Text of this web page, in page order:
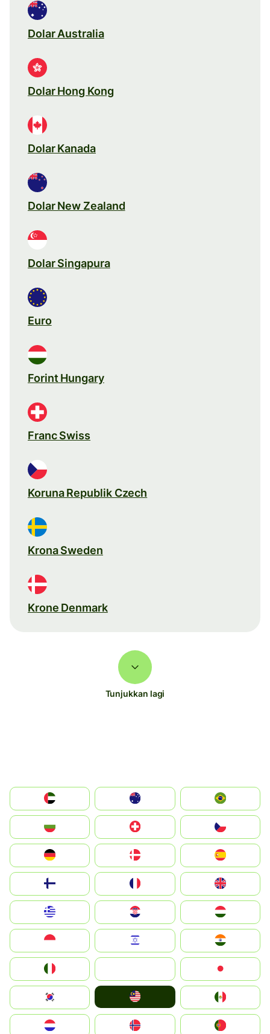
Dolar Australia
Dolar Hong Kong
Dolar Kanada
Dolar New Zealand
Dolar Singapura
Euro
Forint Hungary
Franc Swiss
Koruna Republik Czech
Krona Sweden
Krone Denmark
Tunjukkan lagi
الإمارات العربية المتحدة
Switzerland
Deutschland
United Kingdom
Magyarország
South Korea